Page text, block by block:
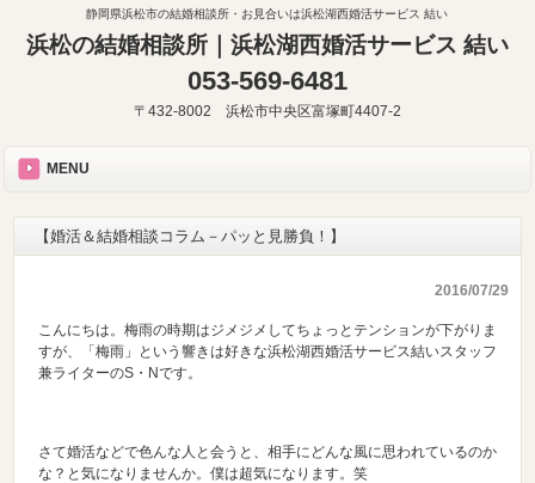
静岡県浜松市の結婚相談所・お見合いは浜松湖西婚活サービス 結い
浜松の結婚相談所｜浜松湖西婚活サービス 結い
053-569-6481
〒432-8002 浜松市中央区富塚町4407-2
MENU
【婚活＆結婚相談コラム－パッと見勝負！】
2016/07/29
こんにちは。梅雨の時期はジメジメしてちょっとテンションが下がりま
すが、「梅雨」という響きは好きな浜松湖西婚活サービス結いスタッフ
兼ライターのS・Nです。
さて婚活などで色んな人と会うと、相手にどんな風に思われているのか
な？と気になりませんか。僕は超気になります。笑